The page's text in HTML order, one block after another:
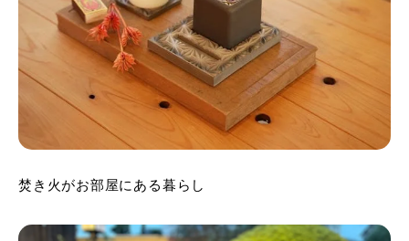
焚き火がお部屋にある暮らし